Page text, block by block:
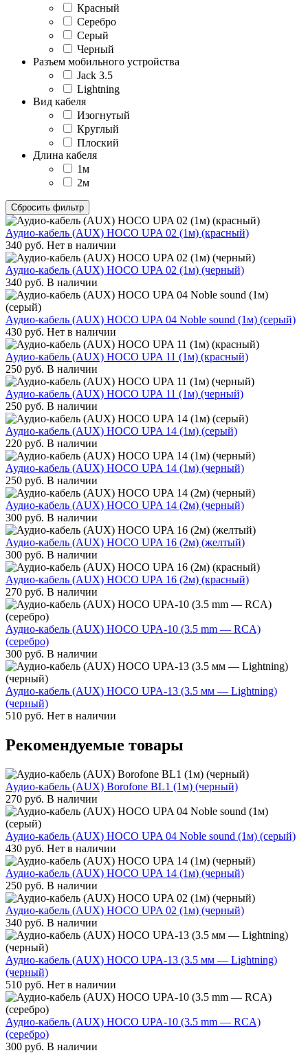
Красный
Серебро
Серый
Черный
Разъем мобильного устройства
Jack 3.5
Lightning
Вид кабеля
Изогнутый
Круглый
Плоский
Длина кабеля
1м
2м
Сбросить фильтр
Аудио-кабель (AUX) HOCO UPA 02 (1м) (красный)
340 руб. Нет в наличии
Аудио-кабель (AUX) HOCO UPA 02 (1м) (черный)
340 руб. В наличии
Аудио-кабель (AUX) HOCO UPA 04 Noble sound (1м) (серый)
430 руб. Нет в наличии
Аудио-кабель (AUX) HOCO UPA 11 (1м) (красный)
250 руб. В наличии
Аудио-кабель (AUX) HOCO UPA 11 (1м) (черный)
250 руб. В наличии
Аудио-кабель (AUX) HOCO UPA 14 (1м) (серый)
220 руб. В наличии
Аудио-кабель (AUX) HOCO UPA 14 (1м) (черный)
250 руб. В наличии
Аудио-кабель (AUX) HOCO UPA 14 (2м) (черный)
300 руб. В наличии
Аудио-кабель (AUX) HOCO UPA 16 (2м) (желтый)
300 руб. В наличии
Аудио-кабель (AUX) HOCO UPA 16 (2м) (красный)
270 руб. В наличии
Аудио-кабель (AUX) HOCO UPA-10 (3.5 mm — RCA)
(серебро)
300 руб. В наличии
Аудио-кабель (AUX) HOCO UPA-13 (3.5 мм — Lightning)
(черный)
510 руб. Нет в наличии
Рекомендуемые товары
Аудио-кабель (AUX) Borofone BL1 (1м) (черный)
270 руб. В наличии
Аудио-кабель (AUX) HOCO UPA 04 Noble sound (1м) (серый)
430 руб. Нет в наличии
Аудио-кабель (AUX) HOCO UPA 14 (1м) (черный)
250 руб. В наличии
Аудио-кабель (AUX) HOCO UPA 02 (1м) (черный)
340 руб. В наличии
Аудио-кабель (AUX) HOCO UPA-13 (3.5 мм — Lightning)
(черный)
510 руб. Нет в наличии
Аудио-кабель (AUX) HOCO UPA-10 (3.5 mm — RCA)
(серебро)
300 руб. В наличии